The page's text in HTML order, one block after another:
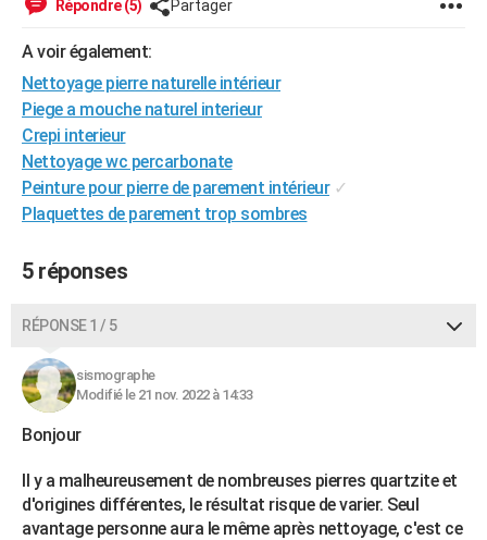
Carte de Noël
Carte Bonne année
Carte Saint-Valentin
Carte Pâques
Carte d'anniversaire
Dictionnaire
Biographies
Citations
Expressions
Proverbes
PROGRAMME TV
COPAINS D'AVANT
S'inscrire
Se connecter
Lycées
Collèges
Primaires
Universités
Entreprises
Service militaire
Avis de recherche
AVIS DE DÉCÈS
Bricolage
Lifestyle
Culture
Sport
Auto
Television
Voyage
Cinema
Répondre (5) Partager
A voir également:
Nettoyage pierre naturelle intérieur
Piege a mouche naturel interieur
Crepi interieur
Nettoyage wc percarbonate
Peinture pour pierre de parement intérieur ✓
Plaquettes de parement trop sombres
5 réponses
RÉPONSE 1 / 5
sismographe
Modifié le 21 nov. 2022 à 14:33
Bonjour
Il y a malheureusement de nombreuses pierres quartzite et
d'origines différentes, le résultat risque de varier. Seul
avantage personne aura le même après nettoyage, c'est ce